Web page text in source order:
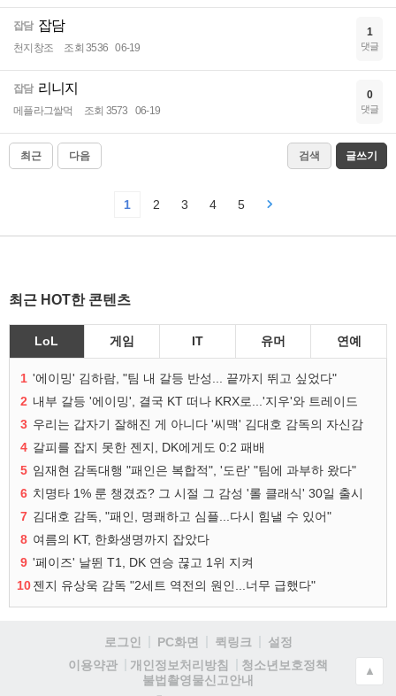
잡담 잡담
천지창조 조회 3536 06-19
1
댓글
잡담 리니지
메플라그쌀먹 조회 3573 06-19
0
댓글
최근 다음 검색 글쓰기
1 2 3 4 5
최근 HOT한 콘텐츠
LoL 게임 IT 유머 연예
1 '에이밍' 김하람, "팀 내 갈등 반성... 끝까지 뛰고 싶었다"
2 내부 갈등 '에이밍', 결국 KT 떠나 KRX로...'지우'와 트레이드
3 우리는 갑자기 잘해진 게 아니다 '씨맥' 김대호 감독의 자신감
4 갈피를 잡지 못한 젠지, DK에게도 0:2 패배
5 임재현 감독대행 "패인은 복합적", '도란' "팀에 과부하 왔다"
6 치명타 1% 룬 챙겼죠? 그 시절 그 감성 '롤 클래식' 30일 출시
7 김대호 감독, "패인, 명쾌하고 심플...다시 힘낼 수 있어"
8 여름의 KT, 한화생명까지 잡았다
9 '페이즈' 날뛴 T1, DK 연승 끊고 1위 지켜
10젠지 유상욱 감독 "2세트 역전의 원인...너무 급했다"
로그인 PC화면 퀵링크
설정
이용약관
개인정보처리방침
청소년보호정책
불법촬영물신고안내
▲